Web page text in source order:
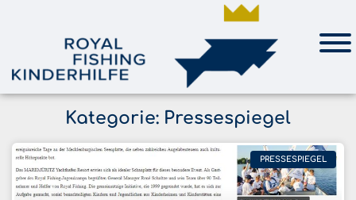
Kategorie: Pressespiegel
PRESSESPIEGEL